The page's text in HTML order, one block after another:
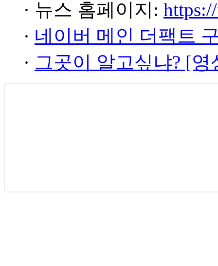
· 뉴스 홈페이지:
· 네이버 메인 더팩트
· 그곳이 알고싶냐? [